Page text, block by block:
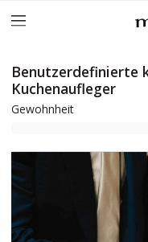
Benutzerdefinierte
Kuchenaufleger
Gewohnheit